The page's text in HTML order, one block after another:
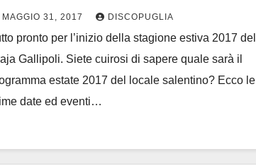
MAGGIO 31, 2017 DISCOPUGLIA
pronto per l’inizio della stagione estiva 2017 del
Gallipoli. Siete cuirosi di sapere quale sarà il
estate 2017 del locale salentino? Ecco le
date ed eventi…